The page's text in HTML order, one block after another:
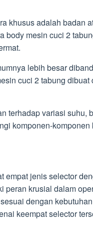
khusus adalah badan
body mesin cuci 2
lebih besar
cuci 2 tabung
terhadap variasi suhu,
komponen-
empat jenis selector
peran krusial dalam
dengan
keempat selector